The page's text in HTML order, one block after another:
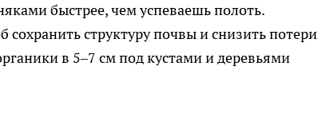
быстрее, чем успеваешь полоть.
структуру почвы и снизить потери
в 5–7 см под кустами и деревьями